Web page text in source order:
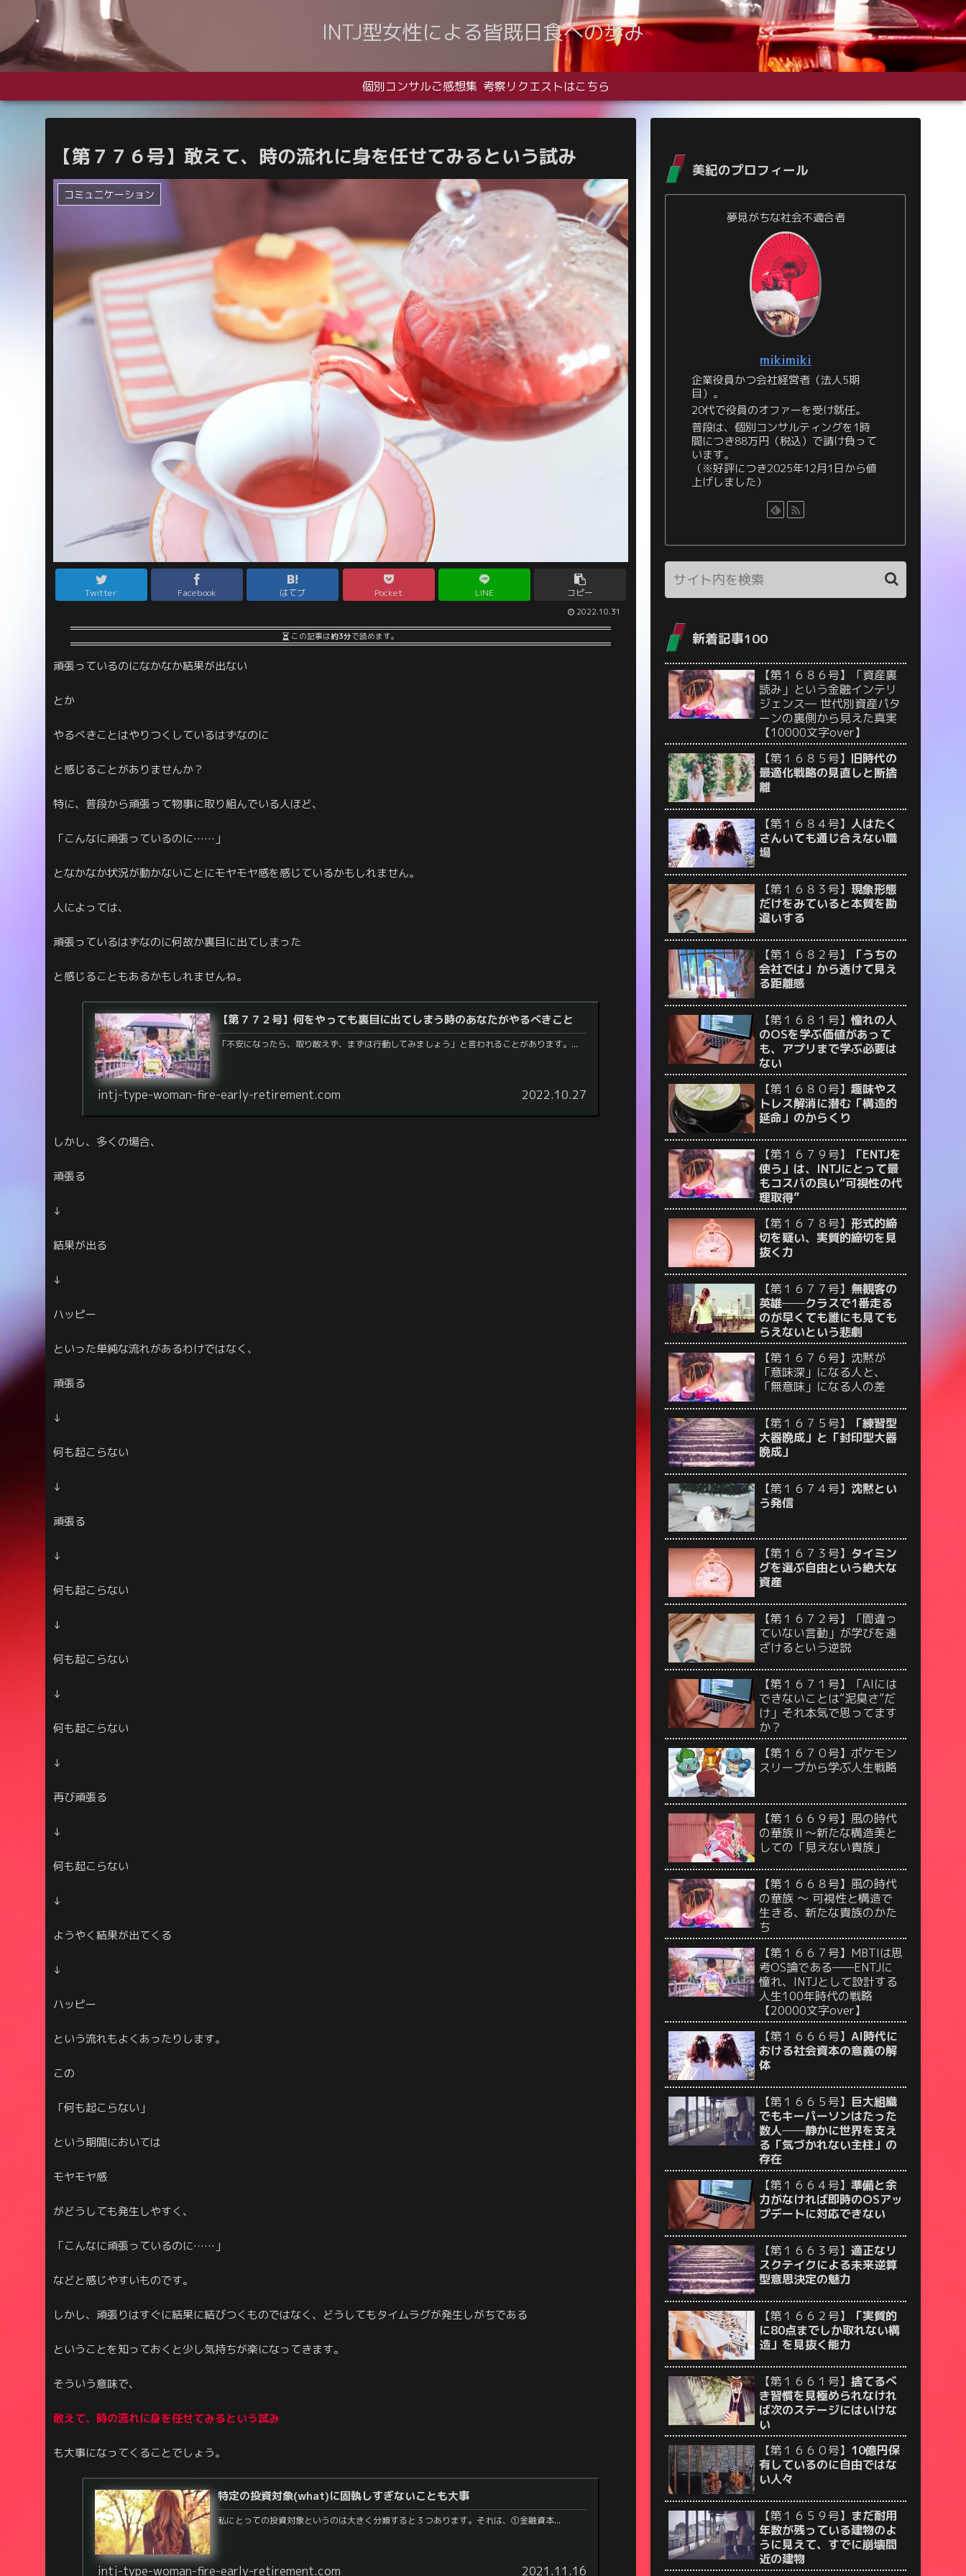
INTJ型女性による皆既日食への歩み
個別コンサルご感想集 考察リクエストはこちら
【第７７６号】敢えて、時の流れに身を任せてみるという試み
コミュニケーション
Twitter Facebook はてブ Pocket LINE コピー
2022.10.31
この記事は約3分で読めます。
頑張っているのになかなか結果が出ない
とか
やるべきことはやりつくしているはずなのに
と感じることがありませんか？
特に、普段から頑張って物事に取り組んでいる人ほど、
「こんなに頑張っているのに……」
となかなか状況が動かないことにモヤモヤ感を感じているかもしれません。
人によっては、
頑張っているはずなのに何故か裏目に出てしまった
と感じることもあるかもしれませんね。
【第７７２号】何をやっても裏目に出てしまう時のあなたがやるべきこと
「不安になったら、取り敢えず、まずは行動してみましょう」と言われることがあります。...
intj-type-woman-fire-early-retirement.com 2022.10.27
しかし、多くの場合、
頑張る
↓
結果が出る
↓
ハッピー
といった単純な流れがあるわけではなく、
頑張る
↓
何も起こらない
↓
頑張る
↓
何も起こらない
↓
何も起こらない
↓
何も起こらない
↓
再び頑張る
↓
何も起こらない
↓
ようやく結果が出てくる
↓
ハッピー
という流れもよくあったりします。
この
「何も起こらない」
という期間においては
モヤモヤ感
がどうしても発生しやすく、
「こんなに頑張っているのに……」
などと感じやすいものです。
しかし、頑張りはすぐに結果に結びつくものではなく、どうしてもタイムラグが発生しがちである
ということを知っておくと少し気持ちが楽になってきます。
そういう意味で、
敢えて、時の流れに身を任せてみるという試み
も大事になってくることでしょう。
特定の投資対象(what)に固執しすぎないことも大事
私にとっての投資対象というのは大きく分類すると３つあります。それは、①金融資本...
intj-type-woman-fire-early-retirement.com 2021.11.16
美紀のプロフィール
夢見がちな社会不適合者
mikimiki
企業役員かつ会社経営者（法人5期
目）。
20代で役員のオファーを受け就任。
普段は、個別コンサルティングを1時
間につき88万円（税込）で請け負って
います。
（※好評につき2025年12月1日から値
上げしました）
新着記事100
【第１６８６号】「資産裏
読み」という金融インテリ
ジェンス― 世代別資産パタ
ーンの裏側から見えた真実
【10000文字over】
【第１６８５号】 旧時代の
最適化戦略の見直しと断捨
離
【第１６８４号】 人はたく
さんいても通じ合えない職
場
【第１６８３号】 現象形態
だけをみていると本質を勘
違いする
【第１６８２号】
「うちの
会社では」から透けて見え
る距離感
【第１６８１号】 憧れの人
のOSを学ぶ価値があって
も、アプリまで学ぶ必要は
ない
【第１６８０号】 趣味やス
トレス解消に潜む「構造的
延命」のからくり
【第１６７９号】
「ENTJを
使う」は、INTJにとって最
もコスパの良い“可視性の代
理取得”
【第１６７８号】 形式的締
切を疑い、実質的締切を見
抜く力
【第１６７７号】 無観客の
英雄──クラスで1番走る
のが早くても誰にも見ても
らえないという悲劇
【第１６７６号】沈黙が
「意味深」になる人と、
「無意味」になる人の差
【第１６７５号】
「練習型
大器晩成」と「封印型大器
晩成」
【第１６７４号】 沈黙とい
う発信
【第１６７３号】 タイミン
グを選ぶ自由という絶大な
資産
【第１６７２号】「間違っ
ていない言動」が学びを遠
ざけるという逆説
【第１６７１号】「AIには
できないことは“泥臭さ”だ
け」それ本気で思ってます
か？
【第１６７０号】ポケモン
スリープから学ぶ人生戦略
【第１６６９号】風の時代
の華族Ⅱ〜新たな構造美と
しての「見えない貴族」
【第１６６８号】風の時代
の華族 〜 可視性と構造で
生きる、新たな貴族のかた
ち
【第１６６７号】MBTIは思
考OS論である——ENTJに
憧れ、INTJとして設計する
人生100年時代の戦略
【20000文字over】
【第１６６６号】 AI時代に
おける社会資本の意義の解
体
【第１６６５号】 巨大組織
でもキーパーソンはたった
数人──静かに世界を支え
る「気づかれない主柱」の
存在
【第１６６４号】 準備と余
力がなければ即時のOSアッ
プデートに対応できない
【第１６６３号】 適正なリ
スクテイクによる未来逆算
型意思決定の魅力
【第１６６２号】
「実質的
に80点までしか取れない構
造」を見抜く能力
【第１６６１号】 捨てるべ
き習慣を見極められなけれ
ば次のステージにはいけな
い
【第１６６０号】 10億円保
有しているのに自由ではな
い人々
【第１６５９号】 まだ耐用
年数が残っている建物のよ
うに見えて、すでに崩壊間
近の建物